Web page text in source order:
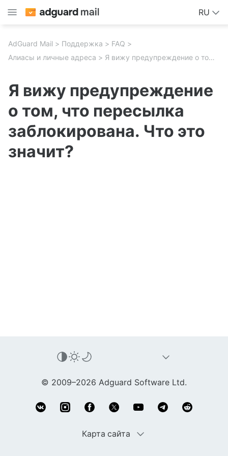
RU
AdGuard Mail Поддержка
FAQ
Алиасы и личные адреса
Я вижу предупреждение о том, что пересылка заблокирована. Что это значит?
Я вижу предупреждение
о том, что пересылка
заблокирована. Что это
значит?
© 2009–2026 Adguard Software Ltd.
Карта сайта